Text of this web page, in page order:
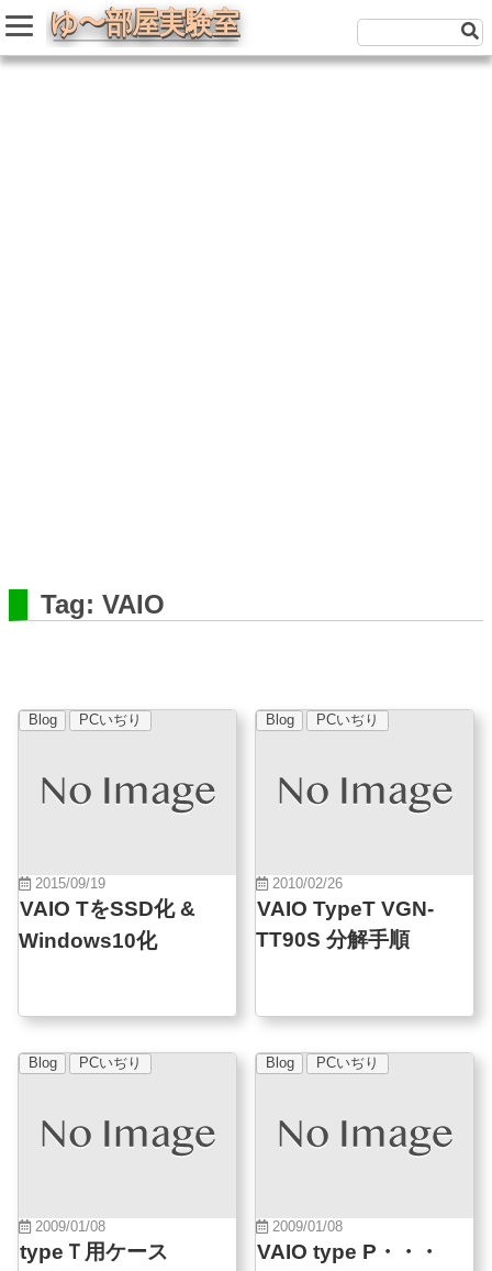
Tag: VAIO
Blog PCいぢり
2015/09/19
VAIO TをSSD化 &
Windows10化
Blog PCいぢり
2010/02/26
VAIO TypeT VGN-
TT90S 分解手順
Blog PCいぢり
2009/01/08
typeＴ用ケース
Blog PCいぢり
2009/01/08
VAIO type P・・・